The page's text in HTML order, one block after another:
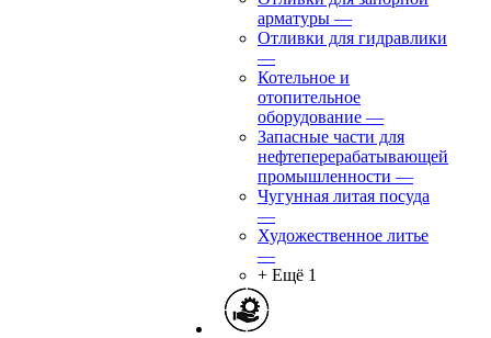
арматуры —
Отливки для гидравлики
—
Котельное и
отопительное
оборудование —
Запасные части для
нефтеперерабатывающей
промышленности —
Чугунная литая посуда
—
Художественное литье
—
+ Ещё 1